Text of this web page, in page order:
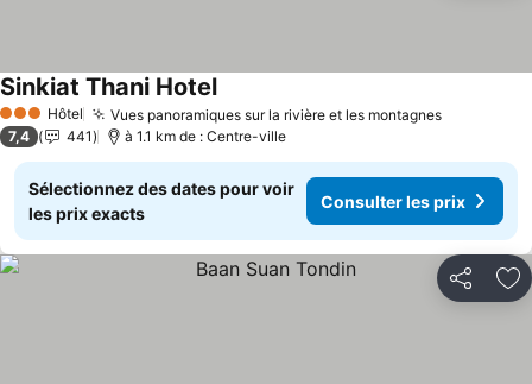
3 ÉtoilesHôtel Vues panoramiques sur la rivière et les montagnes
Sinkiat Thani HotelConsulter les prix
7,4 441 à 1.1 km de : Centre-ville
Sélectionnez des dates pour voir
les prix exacts
Consulter les prix
Partager